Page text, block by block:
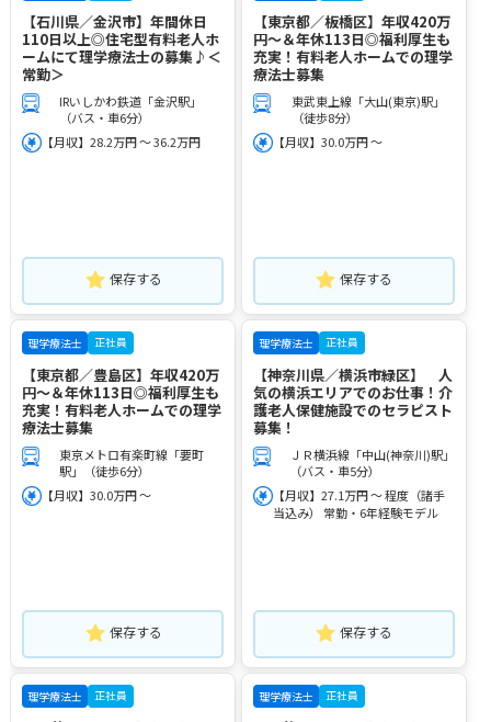
【石川県／金沢市】年間休日
110日以上◎住宅型有料老人ホ
ームにて理学療法士の募集♪＜
常勤＞
IRいしかわ鉄道「金沢駅」
（バス・車6分）
【月収】28.2万円 ～ 36.2万円
保存する
【東京都／板橋区】年収420万
円～＆年休113日◎福利厚生も
充実！有料老人ホームでの理学
療法士募集
東武東上線「大山(東京)駅」
（徒歩8分）
【月収】30.0万円 ～
保存する
理学療法士 正社員
【東京都／豊島区】年収420万
円～＆年休113日◎福利厚生も
充実！有料老人ホームでの理学
療法士募集
東京メトロ有楽町線「要町
駅」（徒歩6分）
【月収】30.0万円 ～
保存する
理学療法士 正社員
【神奈川県／横浜市緑区】 人
気の横浜エリアでのお仕事！介
護老人保健施設でのセラピスト
募集！
ＪＲ横浜線「中山(神奈川)駅」
（バス・車5分）
【月収】27.1万円 ～ 程度（諸手
当込み） 常勤・6年経験モデル
保存する
理学療法士 正社員 理学療法士 正社員